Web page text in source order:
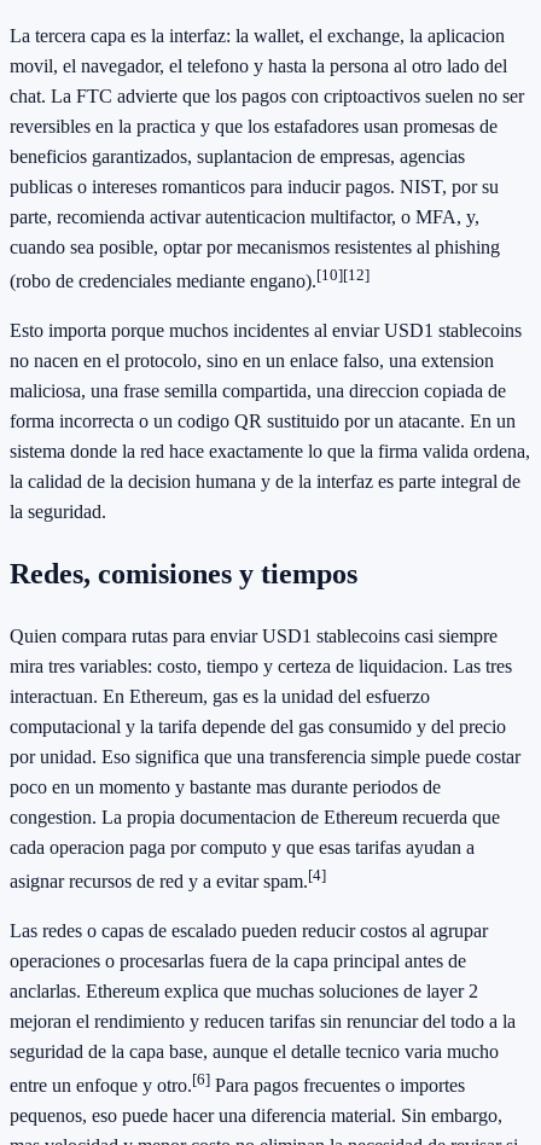
La tercera capa es la interfaz: la wallet, el exchange, la aplicacion
movil, el navegador, el telefono y hasta la persona al otro lado del
chat. La FTC advierte que los pagos con criptoactivos suelen no ser
reversibles en la practica y que los estafadores usan promesas de
beneficios garantizados, suplantacion de empresas, agencias
publicas o intereses romanticos para inducir pagos. NIST, por su
parte, recomienda activar autenticacion multifactor, o MFA, y,
cuando sea posible, optar por mecanismos resistentes al phishing
(robo de credenciales mediante engano).[10][12]
Esto importa porque muchos incidentes al enviar USD1 stablecoins
no nacen en el protocolo, sino en un enlace falso, una extension
maliciosa, una frase semilla compartida, una direccion copiada de
forma incorrecta o un codigo QR sustituido por un atacante. En un
sistema donde la red hace exactamente lo que la firma valida ordena,
la calidad de la decision humana y de la interfaz es parte integral de
la seguridad.
Redes, comisiones y tiempos
Quien compara rutas para enviar USD1 stablecoins casi siempre
mira tres variables: costo, tiempo y certeza de liquidacion. Las tres
interactuan. En Ethereum, gas es la unidad del esfuerzo
computacional y la tarifa depende del gas consumido y del precio
por unidad. Eso significa que una transferencia simple puede costar
poco en un momento y bastante mas durante periodos de
congestion. La propia documentacion de Ethereum recuerda que
cada operacion paga por computo y que esas tarifas ayudan a
asignar recursos de red y a evitar spam.[4]
Las redes o capas de escalado pueden reducir costos al agrupar
operaciones o procesarlas fuera de la capa principal antes de
anclarlas. Ethereum explica que muchas soluciones de layer 2
mejoran el rendimiento y reducen tarifas sin renunciar del todo a la
seguridad de la capa base, aunque el detalle tecnico varia mucho
entre un enfoque y otro.[6] Para pagos frecuentes o importes
pequenos, eso puede hacer una diferencia material. Sin embargo,